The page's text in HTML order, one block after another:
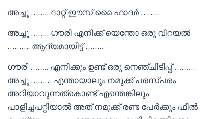
അച്ചൂ …….. ദാറ്റ് ഈസ് മൈ ഫാദർ ……..
അച്ചു …….. ഗൗരി എനിക്ക് യെന്തോ ഒരു വിറയൽ
………. ആദ്യമായിട്ട് ……..
ഗൗരി …….. എനിക്കും ഉണ്ട് ഒരു നെഞ്ചിടിപ്പ് ……….
അച്ചു ……… എന്തായാലും നമുക്ക് പരസ്പരം
അറിയാവുന്നത്കൊണ്ട് എന്തെങ്കിലും
പാളിച്ചപറ്റിയാൽ അത് നമുക്ക് രണ്ട പേർക്കും ഫീൽ